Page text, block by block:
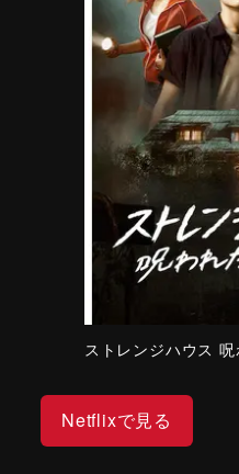
ストレンジハウス
Netflixで見る